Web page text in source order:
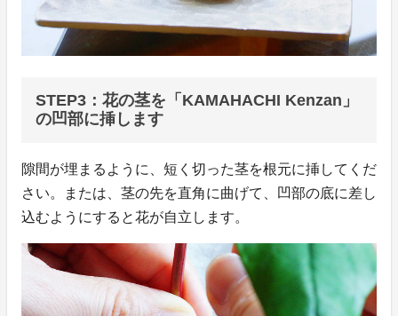
STEP3：花の茎を「KAMAHACHI Kenzan」
の凹部に挿します
隙間が埋まるように、短く切った茎を根元に挿してくだ
さい。または、茎の先を直角に曲げて、凹部の底に差し
込むようにすると花が自立します。